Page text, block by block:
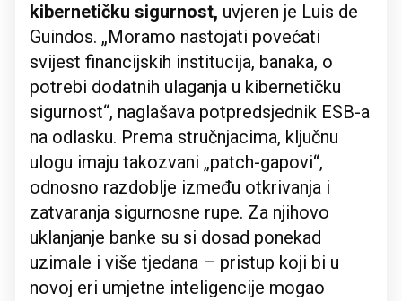
kibernetičku sigurnost, uvjeren je Luis de
Guindos. „Moramo nastojati povećati
svijest financijskih institucija, banaka, o
potrebi dodatnih ulaganja u kibernetičku
sigurnost“, naglašava potpredsjednik ESB-a
na odlasku. Prema stručnjacima, ključnu
ulogu imaju takozvani „patch-gapovi“,
odnosno razdoblje između otkrivanja i
zatvaranja sigurnosne rupe. Za njihovo
uklanjanje banke su si dosad ponekad
uzimale i više tjedana – pristup koji bi u
novoj eri umjetne inteligencije mogao